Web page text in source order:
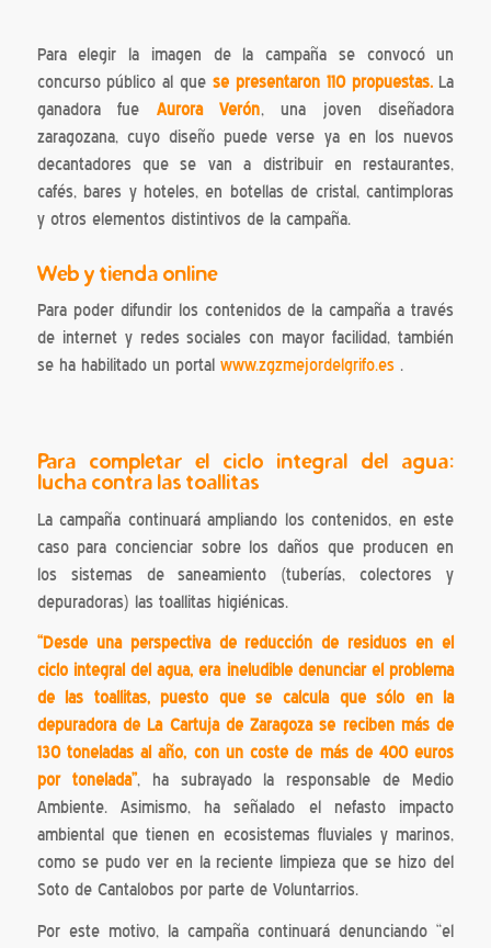
Para elegir la imagen de la campaña se convocó un
concurso público al que se presentaron 110 propuestas. La
ganadora fue Aurora Verón, una joven diseñadora
zaragozana, cuyo diseño puede verse ya en los nuevos
decantadores que se van a distribuir en restaurantes,
cafés, bares y hoteles, en botellas de cristal, cantimploras
y otros elementos distintivos de la campaña.
Web y tienda online
Para poder difundir los contenidos de la campaña a través
de internet y redes sociales con mayor facilidad, también
se ha habilitado un portal www.zgzmejordelgrifo.es.
Para completar el ciclo integral del agua:
lucha contra las toallitas
La campaña continuará ampliando los contenidos, en este
caso para concienciar sobre los daños que producen en
los sistemas de saneamiento (tuberías, colectores y
depuradoras) las toallitas higiénicas.
“Desde una perspectiva de reducción de residuos en el
ciclo integral del agua, era ineludible denunciar el problema
de las toallitas, puesto que se calcula que sólo en la
depuradora de La Cartuja de Zaragoza se reciben más de
130 toneladas al año, con un coste de más de 400 euros
por tonelada”, ha subrayado la responsable de Medio
Ambiente. Asimismo, ha señalado el nefasto impacto
ambiental que tienen en ecosistemas fluviales y marinos,
como se pudo ver en la reciente limpieza que se hizo del
Soto de Cantalobos por parte de Voluntarrios.
Por este motivo, la campaña continuará denunciando “el